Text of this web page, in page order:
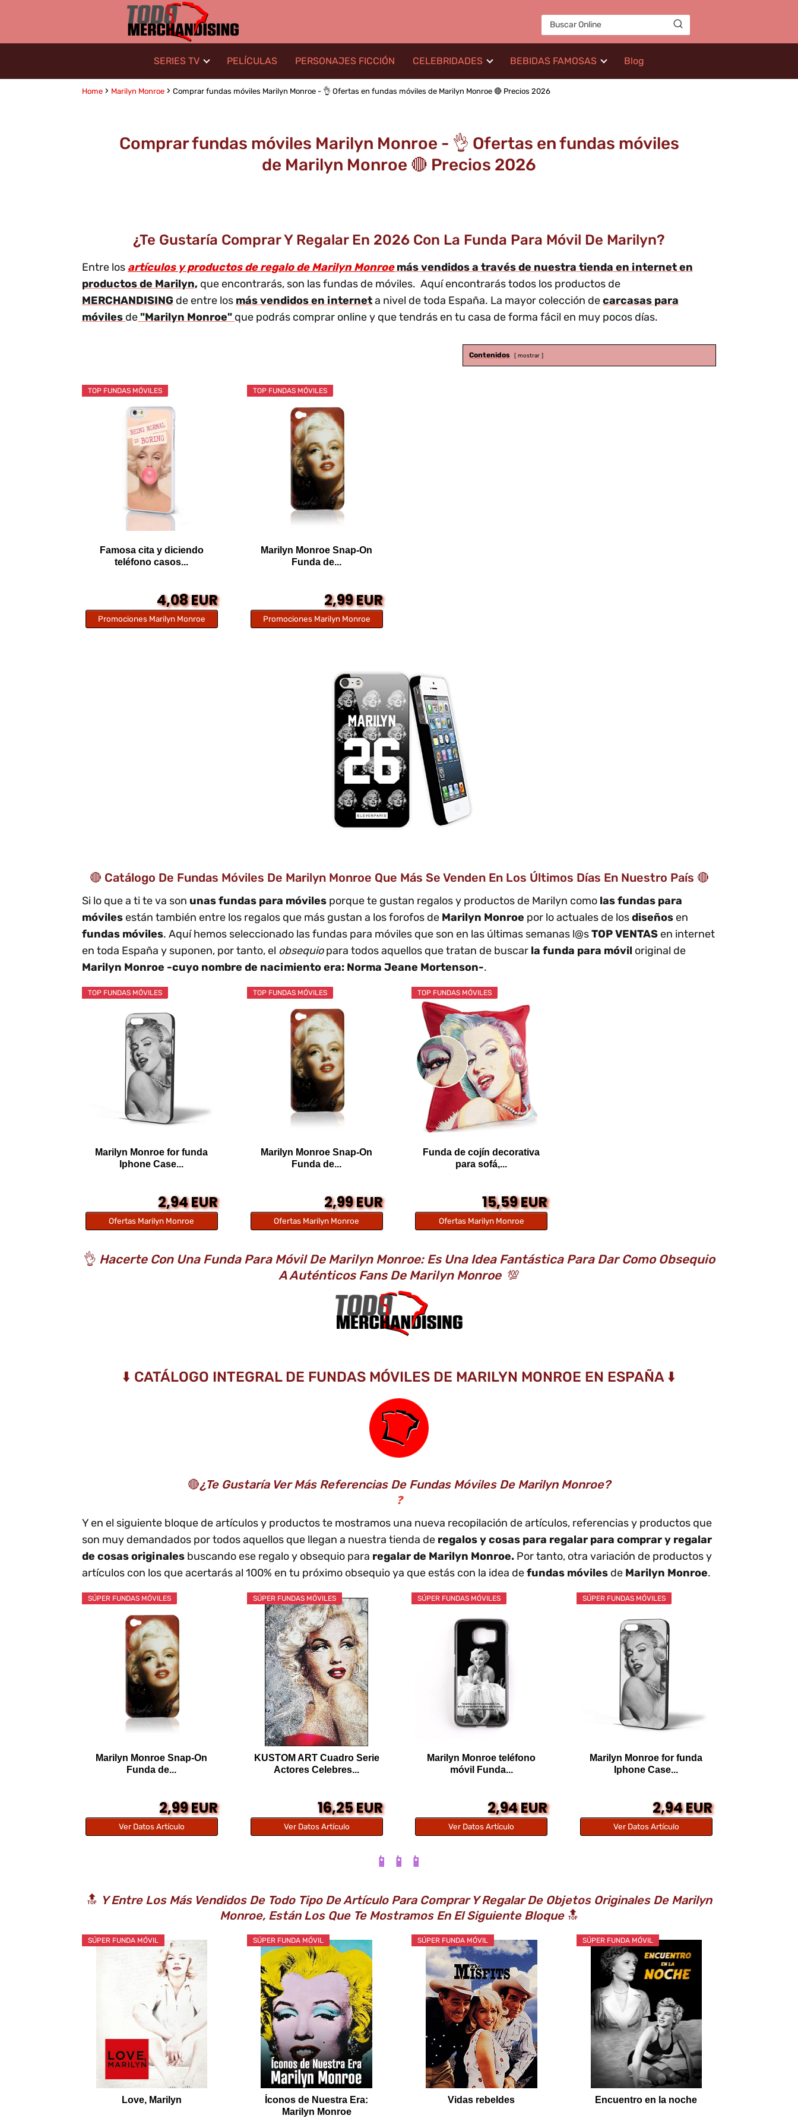
SERIES TV PELÍCULAS PERSONAJES FICCIÓN CELEBRIDADES BEBIDAS FAMOSAS Blog
Home Marilyn Monroe Comprar fundas móviles Marilyn Monroe - 👌 Ofertas en fundas móviles de Marilyn Monroe 🔴 Precios 2026
Comprar fundas móviles Marilyn Monroe - 👌 Ofertas en fundas móviles
de Marilyn Monroe 🔴 Precios 2026
¿Te Gustaría Comprar Y Regalar En 2026 Con La Funda Para Móvil De Marilyn?
Entre los artículos y productos de regalo de Marilyn Monroemás vendidos a través de nuestra tienda en internet en
productos de Marilyn, que encontrarás, son las fundas de móviles. Aquí encontrarás todos los productos de
MERCHANDISING de entre los más vendidos en interneta nivel de toda España. La mayor colección decarcasas para
móviles de"Marilyn Monroe" que podrás comprar online y que tendrás en tu casa de forma fácil en muy pocos días.
Contenidos mostrar
TOP FUNDAS MÓVILES
Famosa cita y diciendo
teléfono casos...
4,08 EUR
Promociones Marilyn Monroe
TOP FUNDAS MÓVILES
Marilyn Monroe Snap-On
Funda de...
2,99 EUR
Promociones Marilyn Monroe
🔴 Catálogo De Fundas Móviles De Marilyn Monroe Que Más Se Venden En Los Últimos Días En Nuestro País 🔴
Si lo que a ti te va son unas fundas para móviles porque te gustan regalos y productos de Marilyn como las fundas para
móvilesestán también entre los regalos que más gustan a los forofos de Marilyn Monroe por lo actuales de losdiseñosen
fundas móviles. Aquí hemos seleccionado las fundas para móviles que son en las últimas semanas l@sTOP VENTASen internet
en toda España y suponen, por tanto, el obsequiopara todos aquellos que tratan de buscar la funda para móvil original de
Marilyn Monroe -cuyo nombre de nacimiento era: Norma Jeane Mortenson-.
TOP FUNDAS MÓVILES
Marilyn Monroe for funda
Iphone Case...
2,94 EUR
Ofertas Marilyn Monroe
TOP FUNDAS MÓVILES
Marilyn Monroe Snap-On
Funda de...
2,99 EUR
Ofertas Marilyn Monroe
TOP FUNDAS MÓVILES
Funda de cojín decorativa
para sofá,...
15,59 EUR
Ofertas Marilyn Monroe
👌 Hacerte Con Una Funda Para Móvil De Marilyn Monroe: Es Una Idea Fantástica Para Dar Como Obsequio
A Auténticos Fans De Marilyn Monroe 💯
⬇️ CATÁLOGO INTEGRAL DE FUNDAS MÓVILES DE MARILYN MONROE EN ESPAÑA ⬇️
🔴¿Te Gustaría Ver Más Referencias De Fundas Móviles De Marilyn Monroe?
❓
Y en el siguiente bloque de artículos y productos te mostramos una nueva recopilación de artículos, referencias y productos que
son muy demandados por todos aquellos que llegan a nuestra tienda de regalos y cosas para regalar para comprar y regalar
de cosas originales buscando ese regalo y obsequio para regalar de Marilyn Monroe. Por tanto, otra variación de productos y
artículos con los que acertarás al 100% en tu próximo obsequio ya que estás con la idea defundas móviles de Marilyn Monroe.
SÚPER FUNDAS MÓVILES
Marilyn Monroe Snap-On
Funda de...
2,99 EUR
Ver Datos Artículo
SÚPER FUNDAS MÓVILES
KUSTOM ART Cuadro Serie
Actores Celebres...
16,25 EUR
Ver Datos Artículo
SÚPER FUNDAS MÓVILES
Marilyn Monroe teléfono
móvil Funda...
2,94 EUR
Ver Datos Artículo
SÚPER FUNDAS MÓVILES
Marilyn Monroe for funda
Iphone Case...
2,94 EUR
Ver Datos Artículo
📱 📱 📱
🔝 Y Entre Los Más Vendidos De Todo Tipo De Artículo Para Comprar Y Regalar De Objetos Originales De Marilyn
Monroe, Están Los Que Te Mostramos En El Siguiente Bloque🔝
SÚPER FUNDA MÓVIL
Love, Marilyn
SÚPER FUNDA MÓVIL
Íconos de Nuestra Era:
Marilyn Monroe
SÚPER FUNDA MÓVIL
Vidas rebeldes
SÚPER FUNDA MÓVIL
Encuentro en la noche